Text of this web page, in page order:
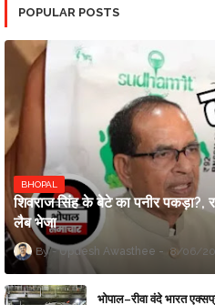
POPULAR POSTS
BHOPAL
शिवराज सिंह के बेटे का पनीर पकड़ा?,
लैब भेजा
Updesh Awasthee 8/06/
भोपाल–रीवा वंदे भारत